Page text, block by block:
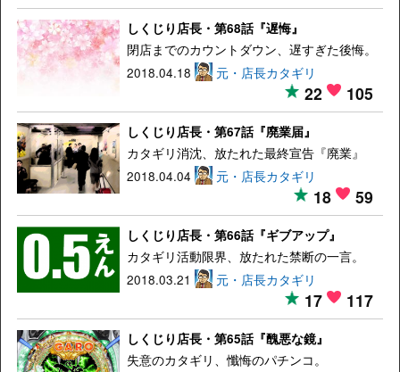
しくじり店長・第68話『遅悔』
閉店までのカウントダウン、遅すぎた後悔。
2018.04.18
元・店長カタギリ
22 105
しくじり店長・第67話『廃業届』
カタギリ消沈、放たれた最終宣告『廃業』
2018.04.04
元・店長カタギリ
18 59
しくじり店長・第66話『ギブアップ』
カタギリ活動限界、放たれた禁断の一言。
2018.03.21
元・店長カタギリ
17 117
しくじり店長・第65話『醜悪な鏡』
失意のカタギリ、懺悔のパチンコ。